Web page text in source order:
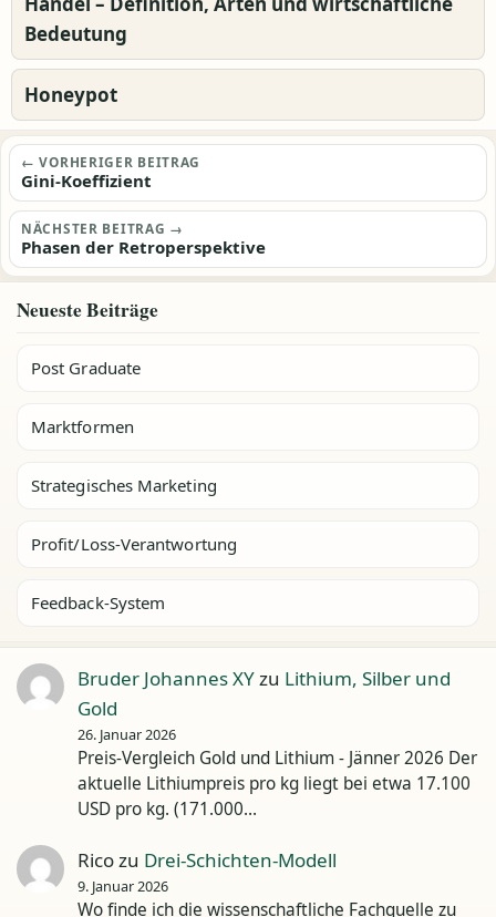
Bedeutung
Honeypot
Beitragsnavigation
← VORHERIGER BEITRAG
Gini-Koeffizient
NÄCHSTER BEITRAG →
Phasen der Retroperspektive
Neueste Beiträge
Post Graduate
Marktformen
Strategisches Marketing
Profit/Loss-Verantwortung
Feedback-System
Bruder Johannes XYzu Lithium, Silber und
Gold
26. Januar 2026
Preis-Vergleich Gold und Lithium - Jänner 2026 Der
aktuelle Lithiumpreis pro kg liegt bei etwa 17.100
USD pro kg. (171.000…
Ricozu Drei-Schichten-Modell
9. Januar 2026
Wo finde ich die wissenschaftliche Fachquelle zu